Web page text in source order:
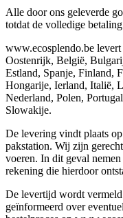
Alle door ons geleverde
totdat de volledige
www.ecosplendo.be
Oostenrijk, België,
Estland, Spanje, Finland,
Hongarije, Ierland, Italië,
Nederland, Polen,
Slowakije.
De levering vindt plaats
pakstation. Wij zijn
voeren. In dit geval
rekening die hierdoor
De levertijd wordt
geïnformeerd over